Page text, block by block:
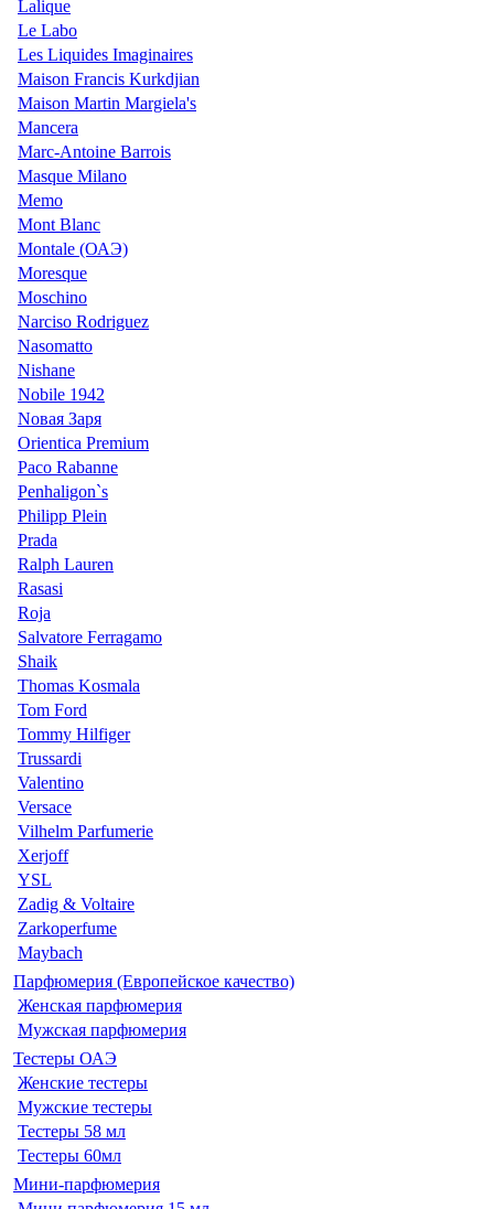
Lalique
Le Labo
Les Liquides Imaginaires
Maison Francis Kurkdjian
Maison Martin Margiela's
Mancera
Marc-Antoine Barrois
Masque Milano
Memo
Mont Blanc
Montale (ОАЭ)
Moresque
Moschino
Narciso Rodriguez
Nasomatto
Nishane
Nobile 1942
Nовая Заря
Orientica Premium
Paco Rabanne
Penhaligon`s
Philipp Plein
Prada
Ralph Lauren
Rasasi
Roja
Salvatore Ferragamo
Shaik
Thomas Kosmala
Tom Ford
Tommy Hilfiger
Trussardi
Valentino
Versace
Vilhelm Parfumerie
Xerjoff
YSL
Zadig & Voltaire
Zarkoperfume
Maybach
Парфюмерия (Европейское качество)
Женская парфюмерия
Мужская парфюмерия
Тестеры ОАЭ
Женские тестеры
Мужские тестеры
Тестеры 58 мл
Тестеры 60мл
Мини-парфюмерия